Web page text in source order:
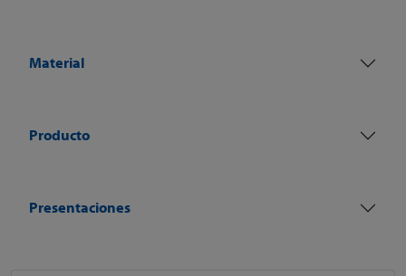
Material
Producto
Presentaciones